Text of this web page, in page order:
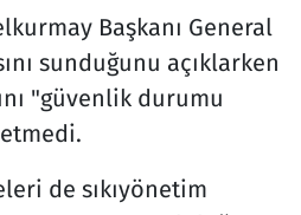
Başkanı General
sunduğunu açıklarken
"güvenlik durumu
de sıkıyönetim